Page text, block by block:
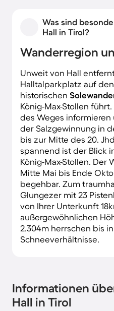
Was sind
Hall in Tirol?
Wanderregion
Unweit von Hall
Halltalparkplatz auf
historischen
König-Max-Stollen
des Weges
der Salzgewinnung in
bis zur Mitte des 20.
spannend ist der Blick
König-Max-Stollen. Der
Mitte Mai bis Ende
begehbar. Zum
Glungezer mit 23
von Ihrer Unterkunft
außergewöhnlichen
2.304m herrschen bis
Schneeverhältnisse.
Informationen
Hall in Tirol